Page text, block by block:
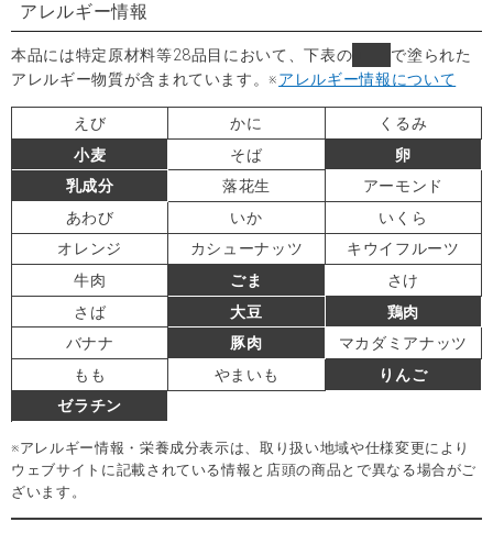
アレルギー情報
本品には特定原材料等28品目において、下表の
で塗られた
アレルギー物質が含まれています。※アレルギー情報について
えび かに
くるみ
小麦
そば
卵
乳成分
落花生
アーモンド
あわび
いか
いくら
オレンジ
カシューナッツ
キウイフルーツ
牛肉
ごま
さけ
さば
大豆
鶏肉
バナナ
豚肉
マカダミアナッツ
もも
やまいも
りんご
ゼラチン
※アレルギー情報・栄養成分表示は、取り扱い地域や仕様変更により
ウェブサイトに記載されている情報と店頭の商品とで異なる場合がご
ざいます。